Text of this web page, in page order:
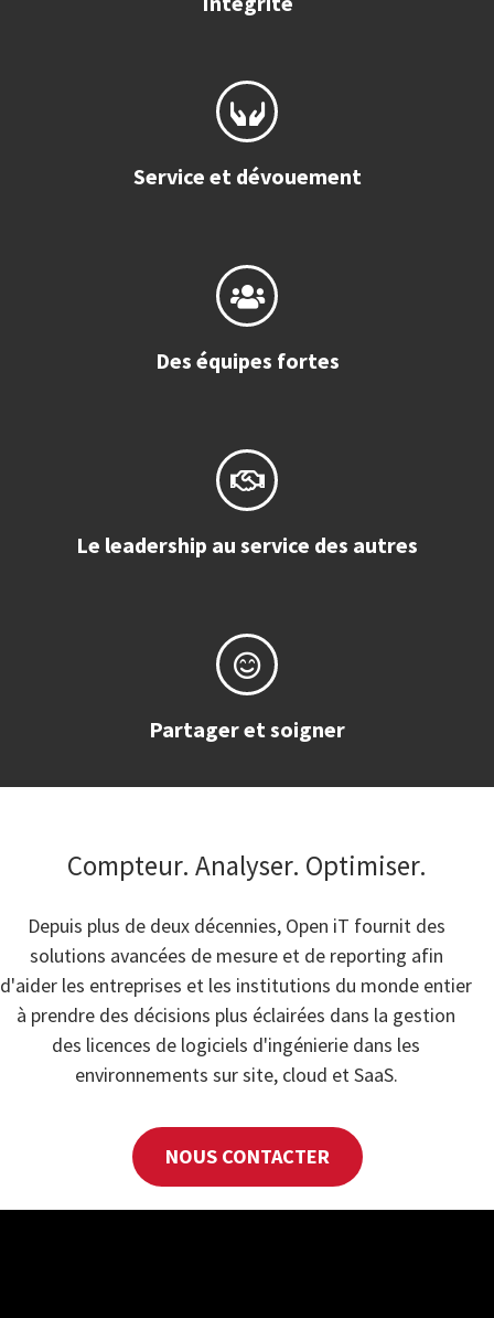
Service et dévouement
Des équipes fortes
Le leadership au service des autres
Partager et soigner
Compteur. Analyser. Optimiser.
Depuis plus de deux décennies, Open iT fournit des
solutions avancées de mesure et de reporting afin
d'aider les entreprises et les institutions du monde entier
à prendre des décisions plus éclairées dans la gestion
des licences de logiciels d'ingénierie dans les
environnements sur site, cloud et SaaS.
NOUS CONTACTER